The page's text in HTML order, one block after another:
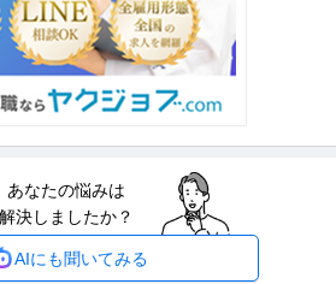
・チェーンストア理論の「実装責任
・COO等 【業種】流通・小売＞小売 ※会員属
きを見る
コーヒージャパンでのオンラインスト
ム
あなたの悩みは
解決しましたか？
AIにも聞いてみる